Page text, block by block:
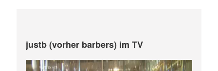
justb (vorher barbers) im TV
Video-